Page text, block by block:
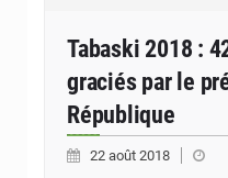
Tabaski 2018 :
graciés par le
République
22 août 2018